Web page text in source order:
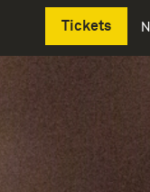
Tickets